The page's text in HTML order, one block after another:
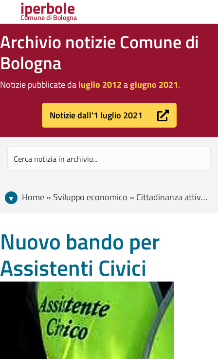
iperbole
Comune di Bologna
Archivio notizie Comune di
Bologna
Notizie pubblicate daluglio 2012agiugno 2021.
Notizie dall'1 luglio 2021
Home » Sviluppo economico » Cittadinanza attiva » Nuovo bando per Assistenti Civici
Nuovo bando per
Assistenti Civici